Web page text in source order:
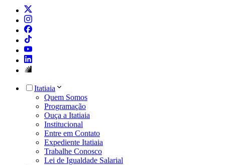
Itatiaia
Quem Somos
Programação
Ouça a Itatiaia
Institucional
Entre em Contato
Expediente Itatiaia
Trabalhe Conosco
Lei de Igualdade Salarial